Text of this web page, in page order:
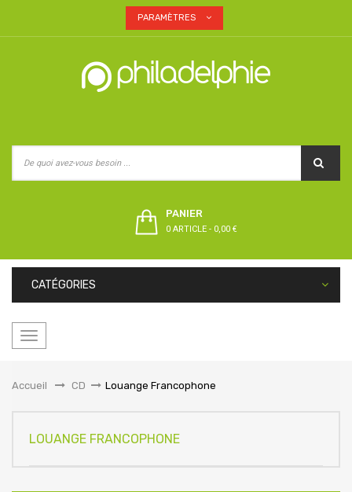
PARAMÈTRES
PANIER
0 ARTICLE - 0,00 €
CATÉGORIES
Basculer
Accueil
&gt;CD > Louange Francophone
LOUANGE FRANCOPHONE